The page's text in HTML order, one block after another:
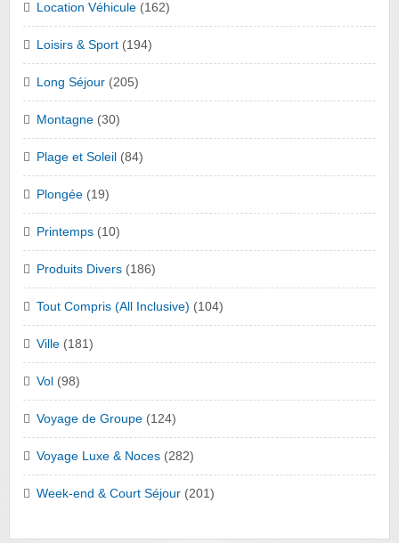
Location Véhicule (162)
Loisirs & Sport (194)
Long Séjour (205)
Montagne (30)
Plage et Soleil (84)
Plongée (19)
Printemps (10)
Produits Divers (186)
Tout Compris (All Inclusive) (104)
Ville (181)
Vol (98)
Voyage de Groupe (124)
Voyage Luxe & Noces (282)
Week-end & Court Séjour (201)